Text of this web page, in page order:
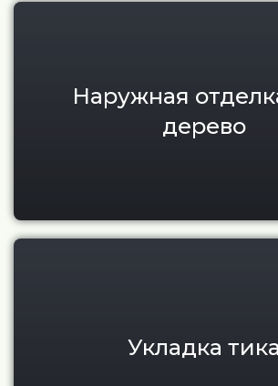
Наружная
Наружная
дерево
Укладка
Укладка тика